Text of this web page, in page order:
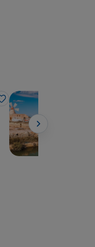
Like